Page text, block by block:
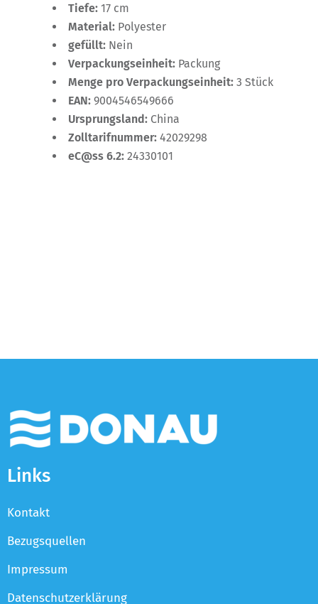
Tiefe: 17 cm
Material: Polyester
gefüllt: Nein
Verpackungseinheit: Packung
Menge pro Verpackungseinheit: 3 Stück
EAN: 9004546549666
Ursprungsland: China
Zolltarifnummer: 42029298
eC@ss 6.2: 24330101
Links
Kontakt
Bezugsquellen
Impressum
Datenschutzerklärung